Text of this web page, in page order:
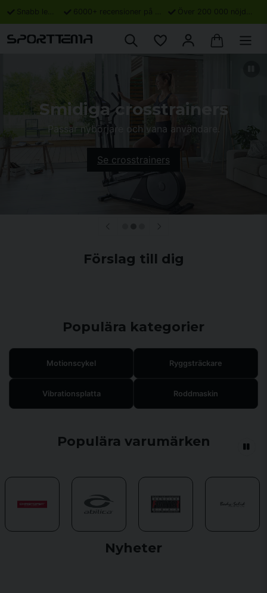
Snabb leverans 6000+ recensioner på Trustpilot Över 200 000 nöjda kunder
Smidiga crosstrainers
Passar nybörjare och vana användare.
Se crosstrainers
Förslag till dig
Populära kategorier
Motionscykel Ryggsträckare
Vibrationsplatta Roddmaskin
Populära varumärken
Nyheter